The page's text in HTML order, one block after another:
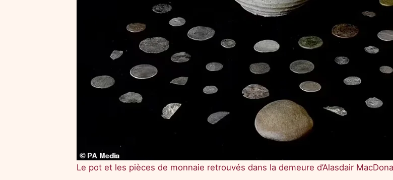
Le pot et les pièces de monnaie retrouvés dans la demeure d’Alasdair